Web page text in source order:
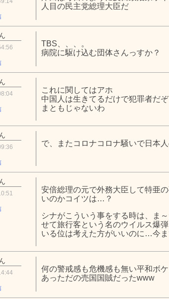
人目の民主党総理大臣だ
TBS、、、。
病院に駆け込む団体さんっすか？
これに関してはアホ
中国人は生きてるだけで犯罪者だぞ
まともじゃないわ
で、またコロナコロナ騒いで日本
安倍総理の元で外務大臣して特亜
いのかコイツは…？
シナがこういう事をする時は、ま
せて旅行客という名のウイルス爆
いる位は考えた方がいいのに…今
何の警戒感も危機感も無い平和ボ
あっただの売国国賊だったwww